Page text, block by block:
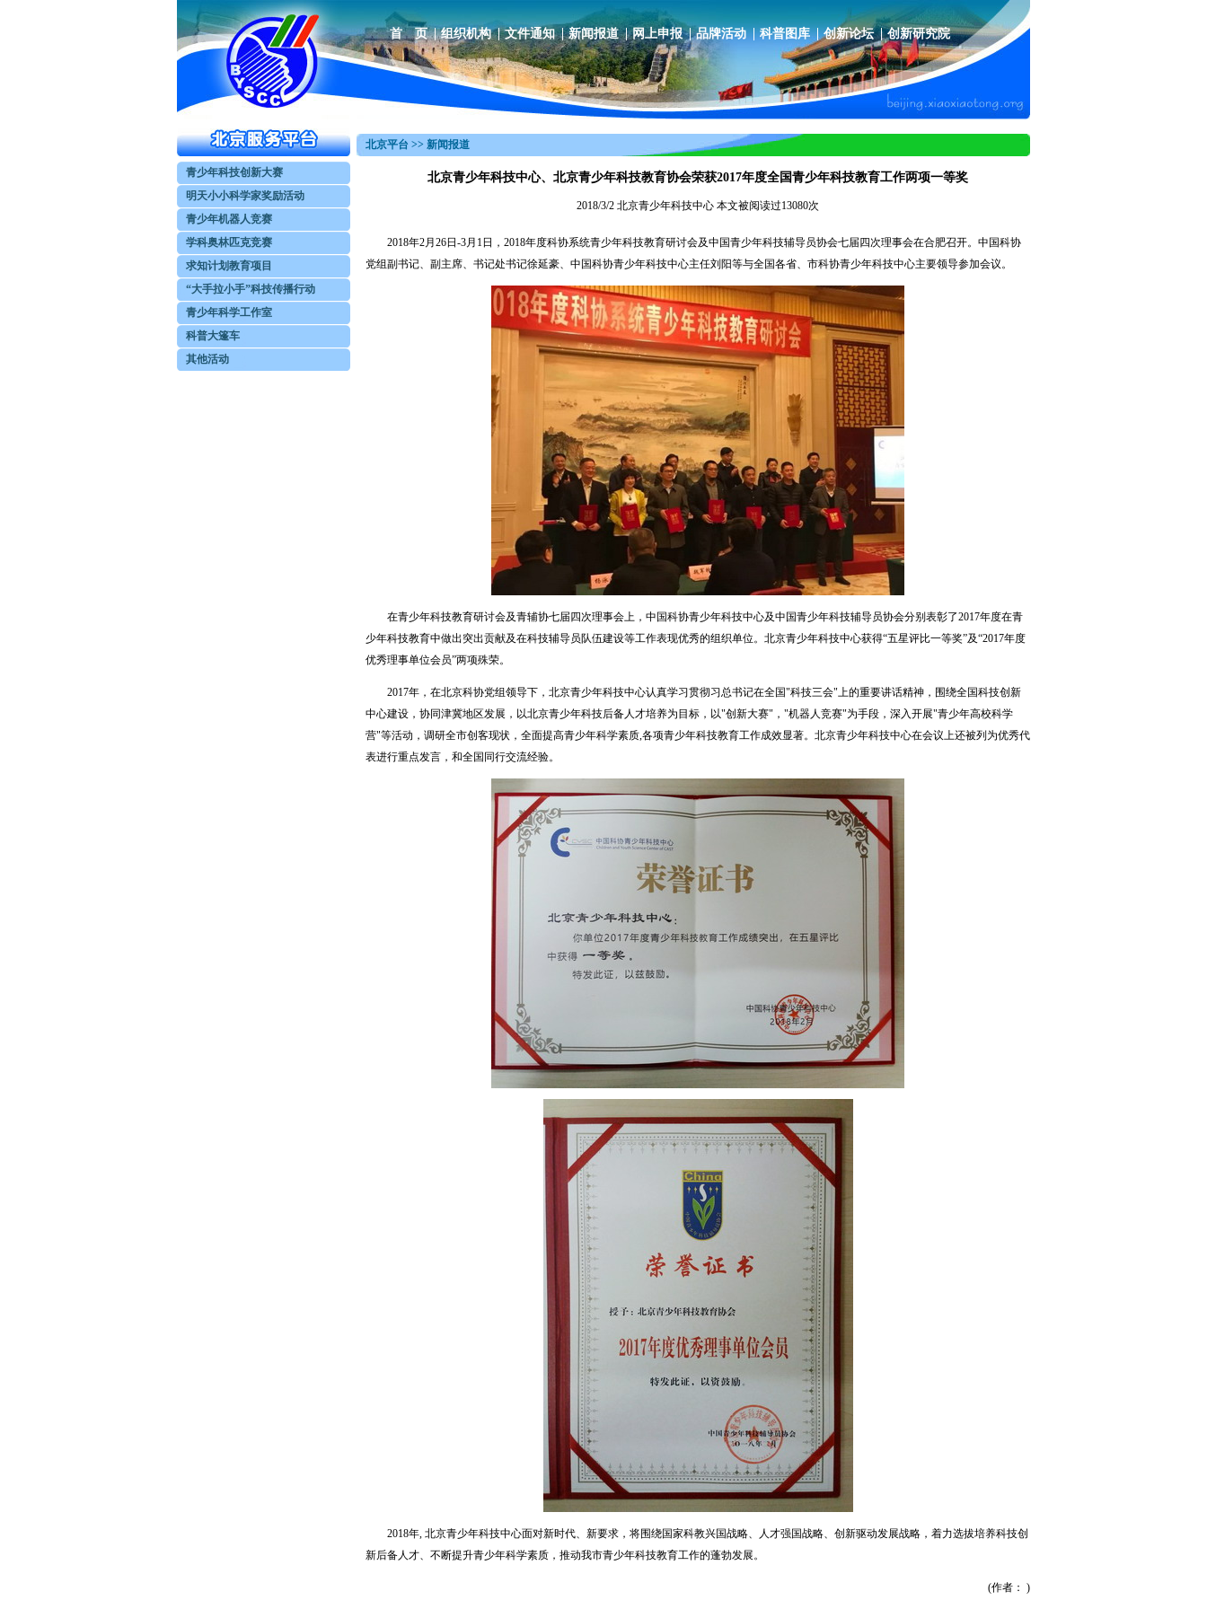
首 页 组织机构 文件通知 新闻报道 网上申报 品牌活动 科普图库 创新论坛 创新研究院
青少年科技创新大赛
明天小小科学家奖励活动
青少年机器人竞赛
学科奥林匹克竞赛
求知计划教育项目
“大手拉小手”科技传播行动
青少年科学工作室
科普大篷车
其他活动
北京平台 >> 新闻报道
北京青少年科技中心、北京青少年科技教育协会荣获2017年度全国青少年科技教育工作两项一等奖
2018/3/2 北京青少年科技中心 本文被阅读过13080次
2018年2月26日-3月1日，2018年度科协系统青少年科技教育研讨会及中国青少年科技辅导员协会七届四次理事会在合肥召开。中国科协
党组副书记、副主席、书记处书记徐延豪、中国科协青少年科技中心主任刘阳等与全国各省、市科协青少年科技中心主要领导参加会议。
在青少年科技教育研讨会及青辅协七届四次理事会上，中国科协青少年科技中心及中国青少年科技辅导员协会分别表彰了2017年度在青
少年科技教育中做出突出贡献及在科技辅导员队伍建设等工作表现优秀的组织单位。北京青少年科技中心获得“五星评比一等奖”及“2017年度
优秀理事单位会员”两项殊荣。
2017年，在北京科协党组领导下，北京青少年科技中心认真学习贯彻习总书记在全国"科技三会"上的重要讲话精神，围绕全国科技创新
中心建设，协同津冀地区发展，以北京青少年科技后备人才培养为目标，以"创新大赛"，"机器人竞赛"为手段，深入开展"青少年高校科学
营"等活动，调研全市创客现状，全面提高青少年科学素质,各项青少年科技教育工作成效显著。北京青少年科技中心在会议上还被列为优秀代
表进行重点发言，和全国同行交流经验。
2018年, 北京青少年科技中心面对新时代、新要求，将围绕国家科教兴国战略、人才强国战略、创新驱动发展战略，着力选拔培养科技创
新后备人才、不断提升青少年科学素质，推动我市青少年科技教育工作的蓬勃发展。
(作者： )